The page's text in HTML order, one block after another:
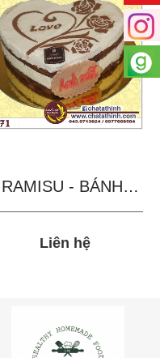
TIRAMISU - BÁNH TẶNG...
Liên hệ